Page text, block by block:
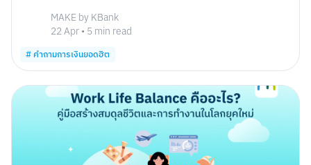
MAKE by KBank
22 Apr• 5min read
#คำถามการเงินยอดฮิต